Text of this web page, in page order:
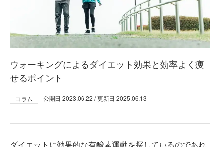
ウォーキングによるダイエット効果と効率よく痩
せるポイント
コラム 公開日 2023.06.22 / 更新日 2025.06.13
ダイエットに効果的な有酸素運動を探しているのであれ